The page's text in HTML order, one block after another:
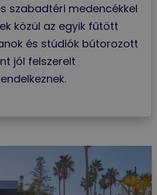
szabadtéri medencékkel
közül az egyik fűtött
és stúdiók bútorozott
jól felszerelt